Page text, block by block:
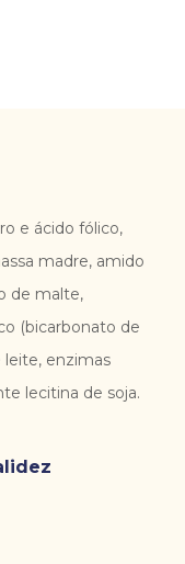
e ácido fólico,
madre, amido
de malte,
(bicarbonato de
leite, enzimas
lecitina de soja.